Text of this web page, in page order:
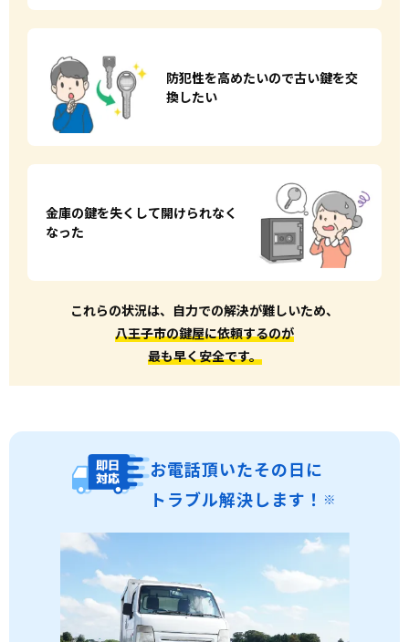
防犯性を高めたいので古い鍵を交
換したい
金庫の鍵を失くして開けられなく
なった
これらの状況は、自力での解決が難しいため、
八王子市の鍵屋に依頼するのが
最も早く安全です。
お電話頂いたその日に
トラブル解決します！ ※